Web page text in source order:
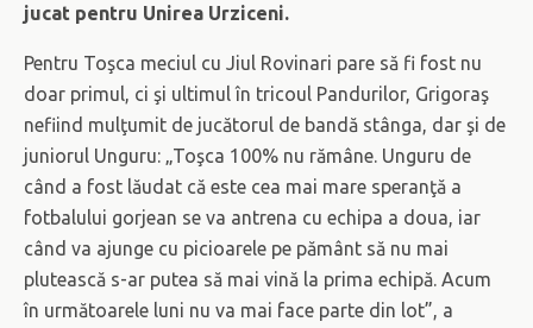
jucat pentru Unirea Urziceni.
Pentru Toşca meciul cu Jiul Rovinari pare să fi fost nu
doar primul, ci şi ultimul în tricoul Pandurilor, Grigoraş
nefiind mulţumit de jucătorul de bandă stânga, dar şi de
juniorul Unguru: „Toşca 100% nu rămâne. Unguru de
când a fost lăudat că este cea mai mare speranţă a
fotbalului gorjean se va antrena cu echipa a doua, iar
când va ajunge cu picioarele pe pământ să nu mai
plutească s-ar putea să mai vină la prima echipă. Acum
în următoarele luni nu va mai face parte din lot”, a